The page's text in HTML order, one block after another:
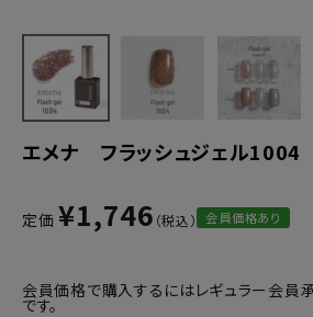
エメナ フラッシュジェル1004
定価 ¥1,746 会員価格あり
会員価格で購入するにはレギュラー会員
です。